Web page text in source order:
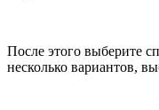
После этого выберите
несколько вариантов,